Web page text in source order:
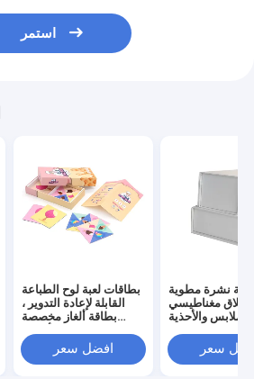
استمر
بطاقات لعبة لوح الطباعة
القابلة لإعادة التدوير ،
بطاقة ألغاز مخصصة
افضل سعر
نشرة مطوية
إغلاق مغناطيسي
للملابس والأحذية
سعر